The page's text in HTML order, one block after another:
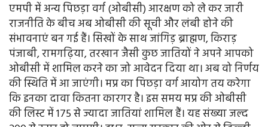
एमपी में अन्य पिछड़ा वर्ग (ओबीसी) आरक्षण को ले कर जारी
राजनीति के बीच अब ओबीसी की सूची और लंबी होने की
संभावनाएं बन गई हैं। सिखों के साथ जांगिड़ ब्राह्मण, किराड़
पंजाबी, रामगढ़िया, तरखान जैसी कुछ जातियों ने अपने आपको
ओबीसी में शामिल करने का जो आवेदन दिया था। अब वो निर्णय
की स्थिति में आ जाएंगी। मप्र का पिछड़ा वर्ग आयोग तय करेगा
कि इनका दावा कितना कारगर है। इस समय मप्र की ओबीसी
की लिस्ट में 175 से ज्यादा जातियां शामिल हैं। यह संख्या जल्द